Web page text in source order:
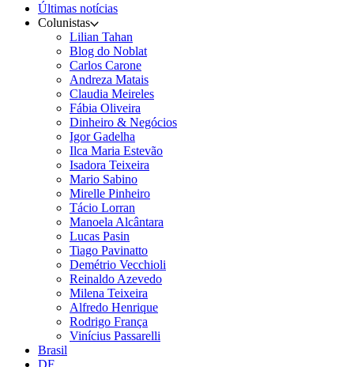
Últimas notícias
Colunistas
Lilian Tahan
Blog do Noblat
Carlos Carone
Andreza Matais
Claudia Meireles
Fábia Oliveira
Dinheiro & Negócios
Igor Gadelha
Ilca Maria Estevão
Isadora Teixeira
Mario Sabino
Mirelle Pinheiro
Tácio Lorran
Manoela Alcântara
Lucas Pasin
Tiago Pavinatto
Demétrio Vecchioli
Reinaldo Azevedo
Milena Teixeira
Alfredo Henrique
Rodrigo França
Vinícius Passarelli
Brasil
DF